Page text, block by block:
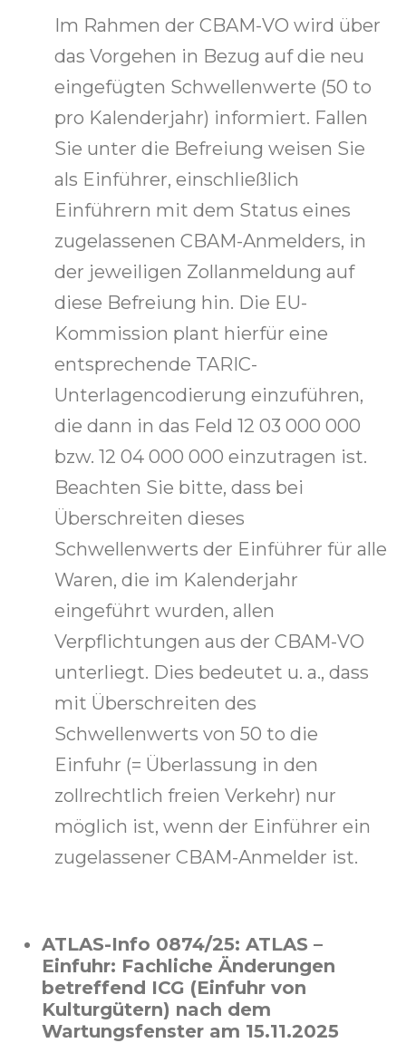
Im Rahmen der CBAM-VO wird über
das Vorgehen in Bezug auf die neu
eingefügten Schwellenwerte (50 to
pro Kalenderjahr) informiert. Fallen
Sie unter die Befreiung weisen Sie
als Einführer, einschließlich
Einführern mit dem Status eines
zugelassenen CBAM-Anmelders, in
der jeweiligen Zollanmeldung auf
diese Befreiung hin. Die EU-
Kommission plant hierfür eine
entsprechende TARIC-
Unterlagencodierung einzuführen,
die dann in das Feld 12 03 000 000
bzw. 12 04 000 000 einzutragen ist.
Beachten Sie bitte, dass bei
Überschreiten dieses
Schwellenwerts der Einführer für alle
Waren, die im Kalenderjahr
eingeführt wurden, allen
Verpflichtungen aus der CBAM-VO
unterliegt. Dies bedeutet u. a., dass
mit Überschreiten des
Schwellenwerts von 50 to die
Einfuhr (= Überlassung in den
zollrechtlich freien Verkehr) nur
möglich ist, wenn der Einführer ein
zugelassener CBAM-Anmelder ist.
ATLAS-Info 0874/25: ATLAS –
Einfuhr: Fachliche Änderungen
betreffend ICG (Einfuhr von
Kulturgütern) nach dem
Wartungsfenster am 15.11.2025